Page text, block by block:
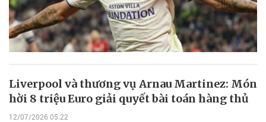
Liverpool và thương vụ Arnau Martinez: Món
hời 8 triệu Euro giải quyết bài toán hàng thủ
12/07/2026 05:22